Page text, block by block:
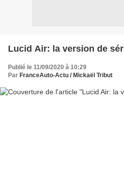
Lucid Air: la version de
Publié le 11/09/2020 à 10:29
Par FranceAuto-Actu / Mickaël Tribut